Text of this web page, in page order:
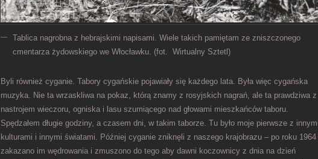
Tablica nagrobna z hebrajskimi napisami. Wiele takich pamiętam ze zniszczonego
cmentarza żydowskiego we Włocławku. (fot. Wirtualny Sztetl)
Byli również cyganie. Tabory cygańskie pojawiały się każdego lata. Była więc cygańska
muzyka. Nie ta wrzaskliwa na pokaz, którą znamy z rosyjskich nagrań, ale ta prawdziwa z
nastrojem wieczoru, ogniska i lasu szumiącego nad głowami mieszkańców taboru.
Spędzałem długie godziny, a czasem dni, w takim taborze. Tu było moje pierwsze z
kulturami i innymi światami. Później cyganie zniknęli z naszego krajobrazu – po roku 1964
zakazano im wędrowania i zmuszono do tego aby dawni koczownicy z dnia na dzień